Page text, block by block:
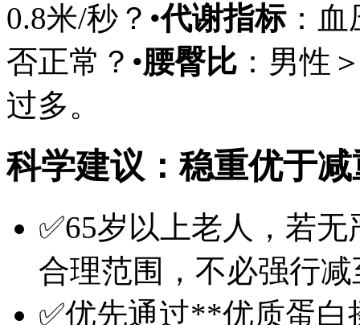
0.8米/秒？•代谢指标：血
否正常？•腰臀比 ：男性
过多。
科学建议：稳重优于减
✅65岁以上老人，若
合理范围，不必强行减
✅优先通过**优质蛋